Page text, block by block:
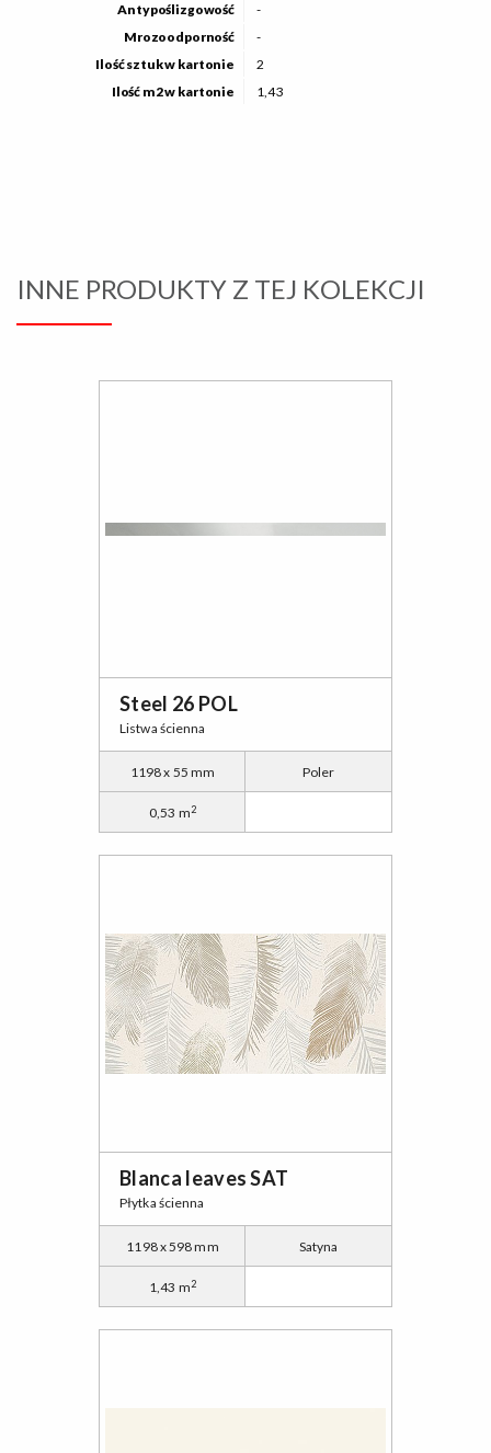
Antypoślizgowość
-
Mrozoodporność
-
Ilość sztuk w kartonie
2
Ilość m2 w kartonie
1,43
INNE PRODUKTY Z TEJ KOLEKCJI
Steel 26 POL
Listwa ścienna
1198 x 55 mm Poler
0,53 m2
Blanca leaves SAT
Płytka ścienna
1198 x 598 mm Satyna
1,43 m2